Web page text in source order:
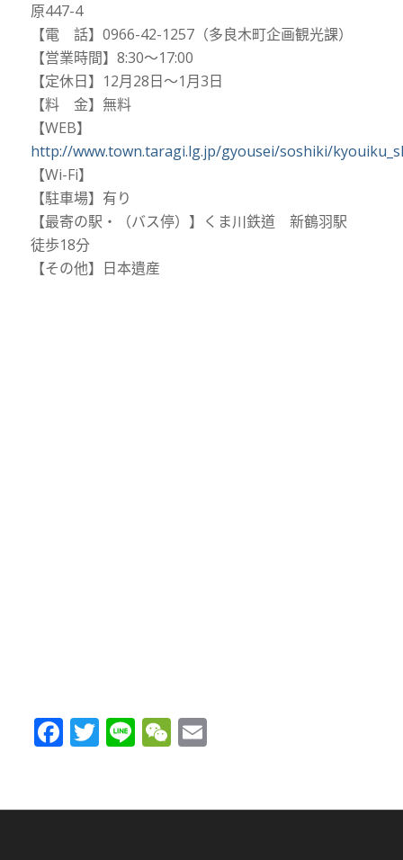
原447-4
【電 話】0966-42-1257（多良木町企画観光課）
【営業時間】8:30～17:00
【定休日】12月28日～1月3日
【料 金】無料
【WEB】
http://www.town.taragi.lg.jp/gyousei/soshiki/
【Wi-Fi】
【駐車場】有り
【最寄の駅・（バス停）】くま川鉄道 新鶴羽駅
徒歩18分
【その他】日本遺産
Facebook
Twitter
LineWeChat
Email